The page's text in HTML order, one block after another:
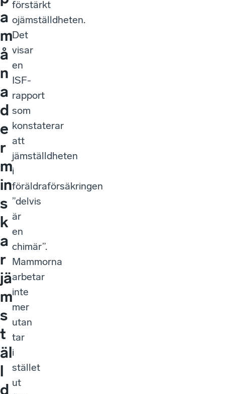
a
m
å
n
a
d
e
r
m
in
s
k
a
r
jä
m
s
t
äl
l
d
förstärkt
ojämställdheten.
Det
visar
en
ISF-
rapport
som
konstaterar
att
jämställdheten
i
föräldraförsäkringen
”delvis
är
en
chimär”.
Mammorna
arbetar
inte
mer
utan
tar
i
stället
ut